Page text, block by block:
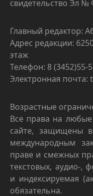
свидетельство Эл №
Главный редактор:
Адрес редакции:
этаж
Телефон: 8 (3452)55-
Электронная почта:
Возрастные
Все права на
сайте, защищены
международным
праве и смежных
текстовых, аудио-,
и индексируемая
обязательна.